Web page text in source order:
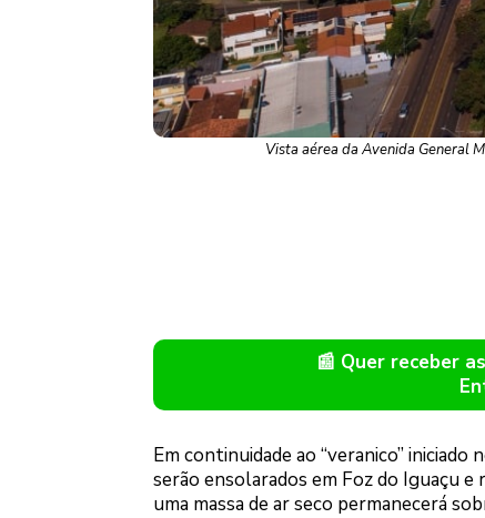
Vista aérea da Avenida General
📰 Quer receber
Em continuidade ao “veranico”
serão ensolarados em Foz do Iguaçu
uma massa de ar seco permanecerá